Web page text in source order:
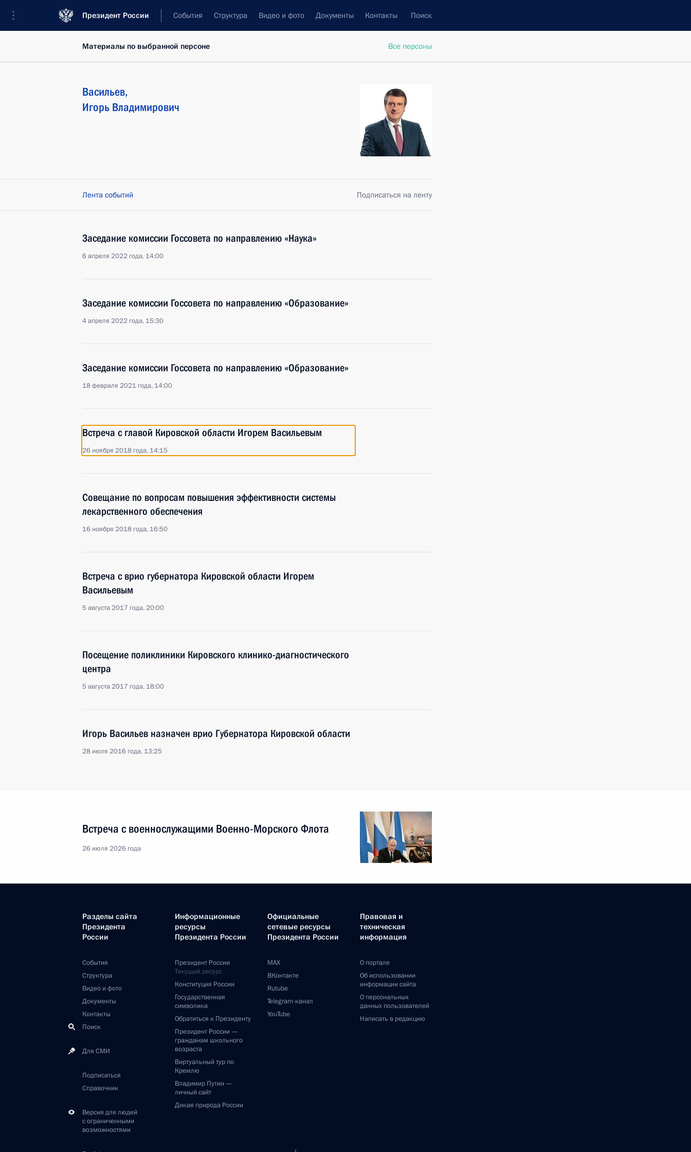
Президент России События Структура Видео и фото Документы Контакты Поиск
Все персоны
Материалы по выбранной персоне
Васильев,
Игорь Владимирович
Лента событий Подписаться на ленту
Заседание комиссии Госсовета по направлению «Наука»
6 апреля 2022 года, 14:00
Заседание комиссии Госсовета по направлению «Образование»
4 апреля 2022 года, 15:30
Заседание комиссии Госсовета по направлению «Образование»
18 февраля 2021 года, 14:00
Встреча с главой Кировской области Игорем Васильевым
26 ноября 2018 года, 14:15
Совещание по вопросам повышения эффективности системы
лекарственного обеспечения
16 ноября 2018 года, 16:50
Встреча с врио губернатора Кировской области Игорем
Васильевым
5 августа 2017 года, 20:00
Посещение поликлиники Кировского клинико-диагностического
центра
5 августа 2017 года, 18:00
Игорь Васильев назначен врио Губернатора Кировской области
28 июля 2016 года, 13:25
Встреча с военнослужащими Военно-Морского Флота
26 июля 2026 года
Разделы сайта
Президента
России
События
Структура
Видео и фото
Документы
Контакты
Поиск
Для СМИ
Подписаться
Справочник
Версия для людей
с ограниченными
возможностями
Информационные
ресурсы
Президента России
Президент России
Текущий ресурс
Конституция России
Государственная
символика
Обратиться к Президенту
Президент России —
гражданам школьного
возраста
Виртуальный тур по
Кремлю
Владимир Путин —
личный сайт
Дикая природа России
Официальные
сетевые ресурсы
Президента России
MAX
ВКонтакте
Rutube
Telegram-канал
YouTube
Правовая и
техническая
информация
О портале
Об использовании
информации сайта
О персональных
данных пользователей
Написать в редакцию